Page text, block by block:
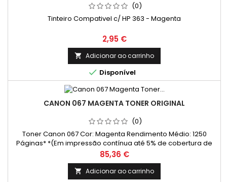
(0)
Tinteiro Compativel c/ HP 363 - Magenta
Preço
2,95 €
 Adicionar ao carrinho
 Disponível
CANON 067 MAGENTA TONER ORIGINAL
(0)
Toner Canon 067 Cor: Magenta Rendimento Médio: 1250
Páginas* *(Em impressão contínua até 5% de cobertura de
uma Folha A4)
Preço
85,36 €
 Adicionar ao carrinho